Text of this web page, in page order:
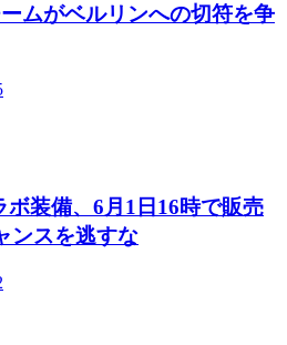
ムがベルリンへの切符を争
装備、6月1日16時で販売
ンスを逃すな